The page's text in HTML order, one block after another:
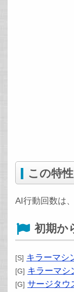
この特
AI行動回数は
初期か
[S] キラーマシ
[G] キラーマシ
[G] サージタウ